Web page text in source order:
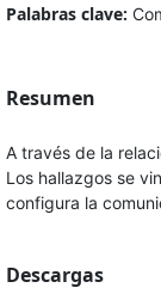
Palabras clave:
Resumen
A través de la
Los hallazgos se
configura la
Descargas